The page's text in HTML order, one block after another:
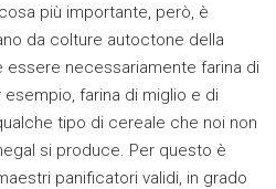
più importante, però, è
da colture autoctone della
essere necessariamente farina di
farina di miglio e di
tipo di cereale che noi non
si produce. Per questo è
panificatori validi, in grado